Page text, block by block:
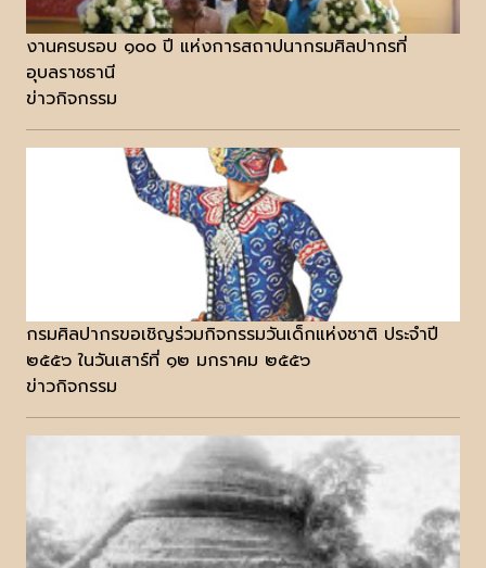
งานครบรอบ ๑๐๐ ปี แห่งการสถาปนากรมศิลปากรที่
อุบลราชธานี
ข่าวกิจกรรม
กรมศิลปากรขอเชิญร่วมกิจกรรมวันเด็กแห่งชาติ ประจำปี
๒๕๕๖ ในวันเสาร์ที่ ๑๒ มกราคม ๒๕๕๖
ข่าวกิจกรรม